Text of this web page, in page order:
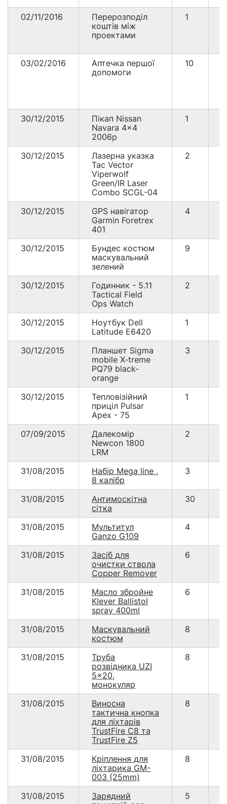
02/11/2016
Перерозподіл
коштів між
проектами
1
03/02/2016
Аптечка першої
допомоги
10
30/12/2015
Пікап Nissan
Navara 4x4
2006р
1
30/12/2015
Лазерна указка
Tac Vector
Viperwolf
Green/IR Laser
Combo SCGL-04
2
30/12/2015
GPS навігатор
Garmin Foretrex
401
4
30/12/2015
Бундес костюм
маскувальний
зелений
9
30/12/2015
Годинник - 5.11
Tactical Field
Ops Watch
2
30/12/2015
Ноутбук Dell
Latitude E6420
1
30/12/2015
Планшет Sigma
mobile X-treme
PQ79 black-
orange
3
30/12/2015
Тепловізійний
приціл Pulsar
Apex - 75
1
07/09/2015
Далекомір
Newcon 1800
LRM
2
31/08/2015
Набір Mega line ,
8 калібр
3
31/08/2015
Антимоскітна
сітка
30
31/08/2015
Мультитул
Ganzo G109
4
31/08/2015
Засіб для
очистки ствола
Copper Remover
6
31/08/2015
Масло збройне
Klever Ballistol
spray 400ml
6
31/08/2015
Маскувальний
костюм
8
31/08/2015
Труба
розвідника UZI
5x20,
монокуляр
8
31/08/2015
Виносна
тактична кнопка
для ліхтарів
TrustFire C8 та
TrustFire Z5
8
31/08/2015
Кріплення для
ліхтарика GM-
003 (25mm)
8
31/08/2015
Зарядний
5